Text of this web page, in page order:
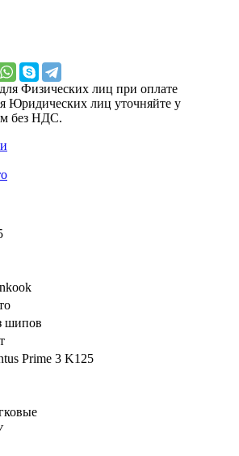
Физических лиц при оплате
Юридических лиц уточняйте у
без НДС.
шипов
Prime 3 K125